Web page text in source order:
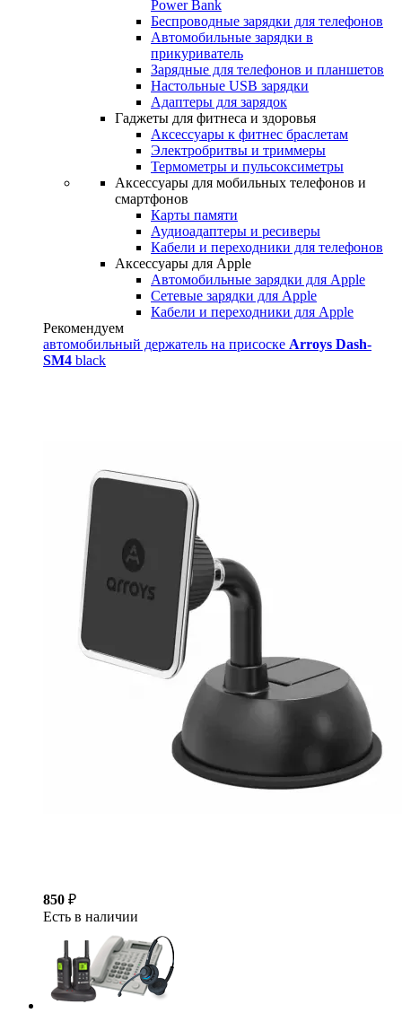
Power Bank
Беспроводные зарядки для телефонов
Автомобильные зарядки в
прикуриватель
Зарядные для телефонов и планшетов
Настольные USB зарядки
Адаптеры для зарядок
Гаджеты для фитнеса и здоровья
Аксессуары к фитнес браслетам
Электробритвы и триммеры
Термометры и пульсоксиметры
Аксессуары для мобильных телефонов и
смартфонов
Карты памяти
Аудиоадаптеры и ресиверы
Кабели и переходники для телефонов
Аксессуары для Apple
Автомобильные зарядки для Apple
Сетевые зарядки для Apple
Кабели и переходники для Apple
Рекомендуем
автомобильный держатель на присоске Arroys Dash-
SM4 black
850 ₽
Есть в наличии